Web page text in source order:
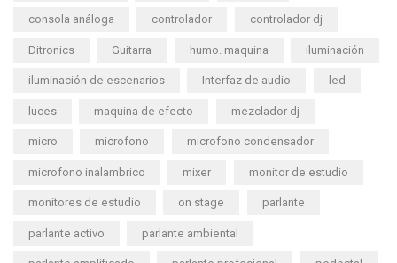
consola análoga controlador controlador dj
Ditronics Guitarra humo. maquina iluminación
iluminación de escenarios Interfaz de audio led
luces maquina de efecto mezclador dj
micro microfono microfono condensador
microfono inalambrico mixer monitor de estudio
monitores de estudio on stage parlante
parlante activo parlante ambiental